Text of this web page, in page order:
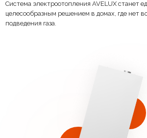
Система электроотопления AVELUX станет
целесообразным решением в домах, где нет
подведения газа.